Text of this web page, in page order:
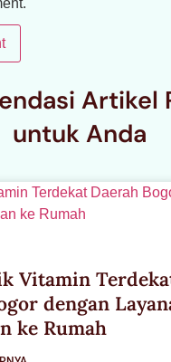
Artikel
untuk Anda
Vitamin
dengan
ke Rumah